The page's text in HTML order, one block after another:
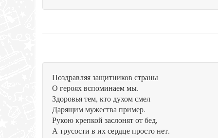
Поздравляя защитников страны
О героях вспоминаем мы.
Здоровья тем, кто духом смел
Дарящим мужества пример.
Рукою крепкой заслонят от бед,
А трусости в их сердце просто нет.